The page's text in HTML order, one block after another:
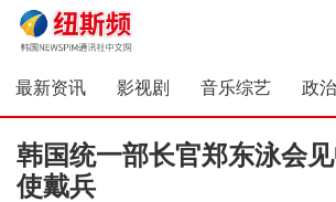
最新资讯 影视剧 音乐综艺 政
韩国统一部长官郑东泳会
使戴兵